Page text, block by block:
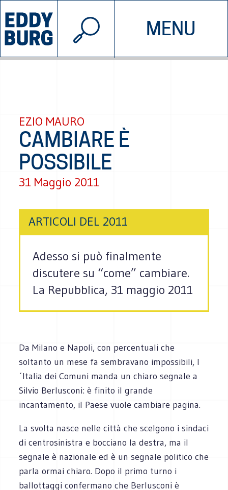
MENU
INIZIATIVE CHI SIAMO
© 2026 EDDYBURG
EZIO MAURO
CAMBIARE È
POSSIBILE
31 Maggio 2011
ARTICOLI DEL 2011
Adesso si può finalmente
discutere su “come” cambiare.
La Repubblica, 31 maggio 2011
Da Milano e Napoli, con percentuali che
soltanto un mese fa sembravano impossibili, l
´Italia dei Comuni manda un chiaro segnale a
Silvio Berlusconi: è finito il grande
incantamento, il Paese vuole cambiare pagina.
La svolta nasce nelle città che scelgono i sindaci
di centrosinistra e bocciano la destra, ma il
segnale è nazionale ed è un segnale politico che
parla ormai chiaro. Dopo il primo turno i
ballottaggi confermano che Berlusconi è